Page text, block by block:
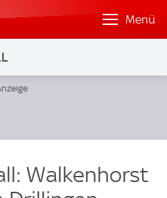
Menü
Walkenhorst